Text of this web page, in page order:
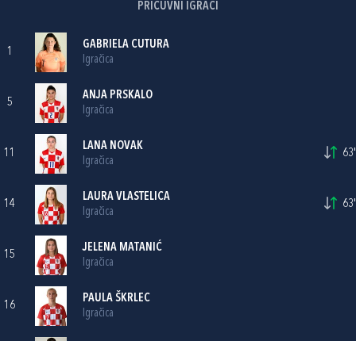
PRIČUVNI IGRAČI
1
GABRIELA CUTURA
Igračica
5
ANJA PRSKALO
Igračica
11
LANA NOVAK
Igračica
63'
14
LAURA VLASTELICA
Igračica
63'
15
JELENA MATANIĆ
Igračica
16
PAULA ŠKRLEC
Igračica